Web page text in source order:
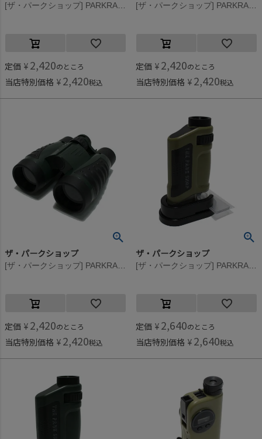
定価 ¥ 2,420のところ
当店特別価格 ¥ 2,420税込
定価 ¥ 2,420のところ
当店特別価格 ¥ 2,420税込
ザ・パークショップ
定価 ¥ 2,420のところ
当店特別価格 ¥ 2,420税込
ザ・パークショップ
定価 ¥ 2,640のところ
当店特別価格 ¥ 2,640税込